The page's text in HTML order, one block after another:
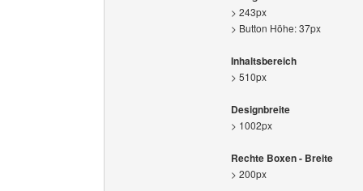
> 243px
> Button Höhe: 37px
Inhaltsbereich
> 510px
Designbreite
> 1002px
Rechte Boxen - Breite
> 200px